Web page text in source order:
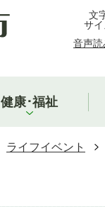
文
サ
音声
健康･福祉
ライフイベント